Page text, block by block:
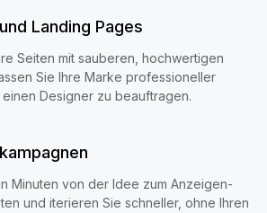
Landing Pages
Seiten mit sauberen, hochwertigen
Sie Ihre Marke professioneller
Designer zu beauftragen.
Minuten von der Idee zum Anzeigen-
und iterieren Sie schneller, ohne Ihren